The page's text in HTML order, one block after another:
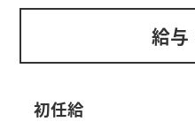
給与
初任給